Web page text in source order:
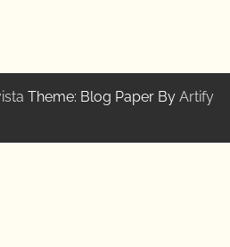
Theme: Blog Paper By Artify